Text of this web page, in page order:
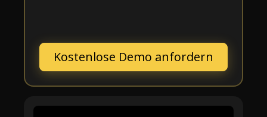
Kostenlose Demo anfordern